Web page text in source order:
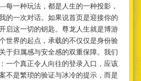
一种玩法，都是人生的一种投影，
的一次对话。如果说首页是迎接你的
启这一切的钥匙。尊龙人生就是博游
世界的起点，承载的不仅仅是身份验
于归属感与安全感的双重保障。我们
一个真正令人向往的登录入口，应该
不是繁琐的验证与冰冷的提示，而是